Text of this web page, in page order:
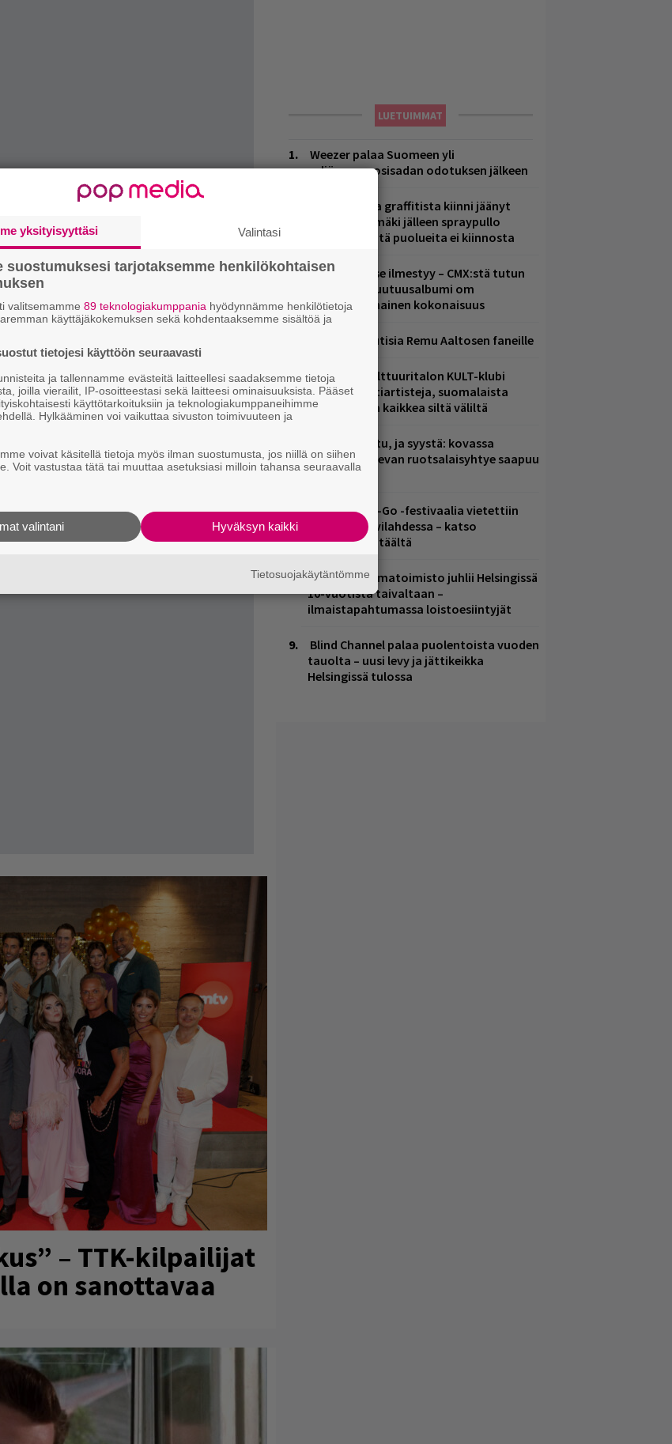
juomassa ilmaiset viinat pois. Ja
”, kommentoi Kakka-hätä 77:n
tilannetta.
rumpali-Mirko, ei Teemu)
mistä kahvitauolla puhutaan! Nappaa
suoraan sähköpostiin tästä.
– TTK-kilpailijat
on sanottavaa
LUETUIMMAT
Weezer palaa Suomeen yli
neljännesvuosisadan odotuksen jälkeen
Laittomasta graffitista kiinni jäänyt
Paavo Arhinmäki jälleen spraypullo
kädessä – näitä puolueita ei kiinnosta
Huomenna se ilmestyy – CMX:stä tutun
A.W. Yrjänän uutuusalbumi om
mammuttimainen kokonaisuus
Mainioita uutisia Remu Aaltosen faneille
Helsingin Kulttuuritalon KULT-klubi
tarjoaa kulttiartisteja, suomalaista
osaamista ja kaikkea siltä väliltä
Kent mainittu, ja syystä: kovassa
nosteessa olevan ruotsalaisyhtye saapuu
Suomeen
Jytäkesä Go-Go -festivaalia vietettiin
Helsingin Suvilahdessa – katso
kuvagalleria täältä
Mainio ohjelmatoimisto juhlii Helsingissä
10-vuotista taivaltaan –
ilmaistapahtumassa loistoesiintyjät
Blind Channel palaa puolentoista vuoden
tauolta – uusi levy ja jättikeikka
Helsingissä tulossa
yksityisyyttäsi Valintasi
suostumuksesi tarjotaksemme henkilökohtaisen
valitsemamme 89 teknologiakumppania hyödynnämme henkilötietoja
käyttäjäkokemuksen sekä kohdentaaksemme sisältöä ja
tietojesi käyttöön seuraavasti
ja tallennamme evästeitä laitteellesi saadaksemme tietoja
joilla vierailit, IP-osoitteestasi sekä laitteesi ominaisuuksista. Pääset
käyttötarkoituksiin ja teknologiakumppaneihimme
Hylkääminen voi vaikuttaa sivuston toimivuuteen ja
voivat käsitellä tietoja myös ilman suostumusta, jos niillä on siihen
Voit vastustaa tätä tai muuttaa asetuksiasi milloin tahansa seuraavalla
Hyväksyn kaikki
valintani
Tietosuojakäytäntömme